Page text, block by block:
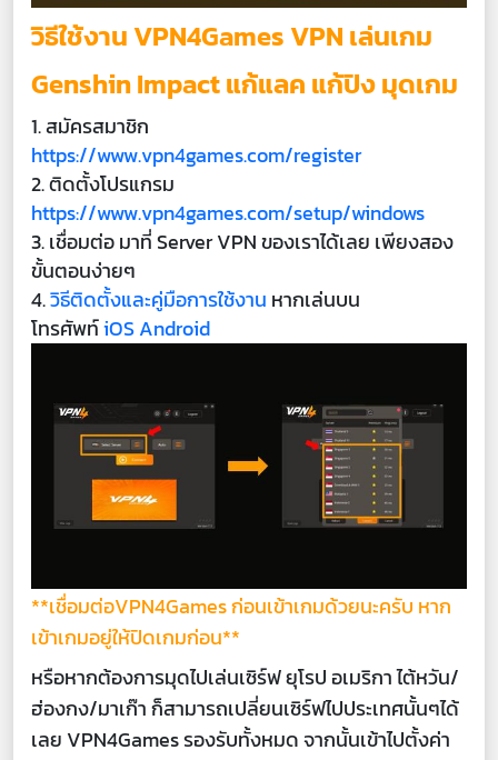
วิธีใช้งาน VPN4Games VPN เล่นเกม
Genshin Impact แก้แลค แก้ปิง มุดเกม
1. สมัครสมาชิก
https://www.vpn4games.com/register
2. ติดตั้งโปรแกรม
https://www.vpn4games.com/setup/windows
3. เชื่อมต่อ มาที่ Server VPNของเราได้เลย เพียงสอง
ขั้นตอนง่ายๆ
4.วิธีติดตั้งและคู่มือการใช้งาน หากเล่นบน
โทรศัพท์iOSAndroid
**เชื่อมต่อVPN4Games ก่อนเข้าเกมด้วยนะครับ หาก
เข้าเกมอยู่ให้ปิดเกมก่อน**
หรือหากต้องการมุดไปเล่นเซิร์ฟ ยุโรป อเมริกา ไต้หวัน/
ฮ่องกง/มาเก๊า ก็สามารถเปลี่ยนเซิร์ฟไปประเทศนั้นๆได้
เลย VPN4Games รองรับทั้งหมด จากนั้นเข้าไปตั้งค่า